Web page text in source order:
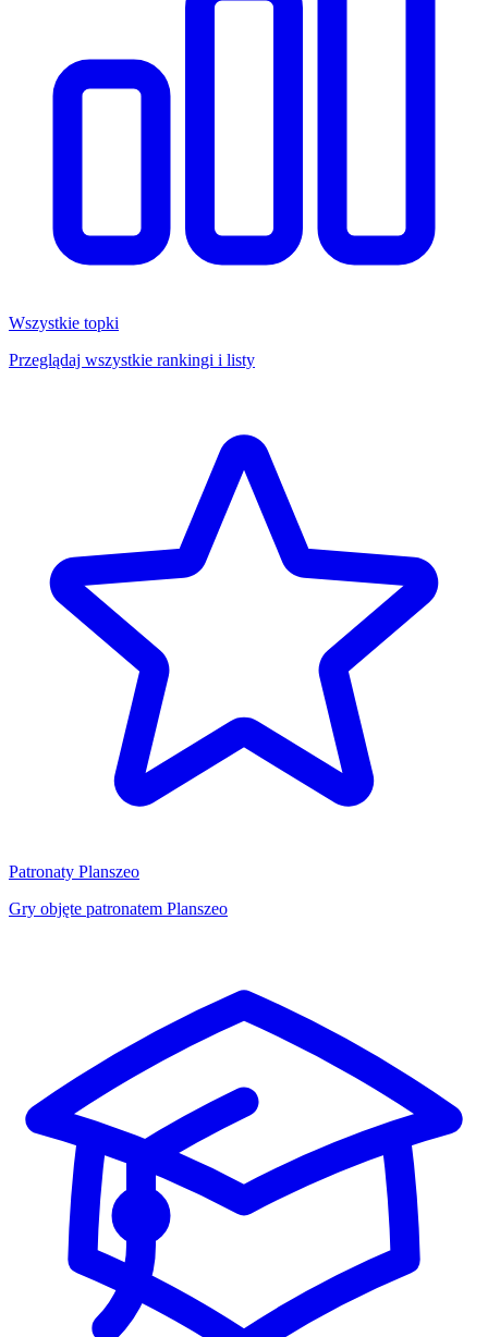
Wszystkie topki
Przeglądaj wszystkie rankingi i listy
Patronaty Planszeo
Gry objęte patronatem Planszeo